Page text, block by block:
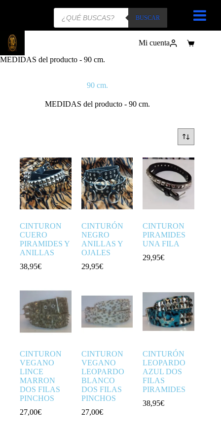
Búsqueda
BUSCAR
Mi cuenta
Carro
MEDIDAS del producto - 90 cm.
90 cm.
MEDIDAS del producto- 90 cm.
CINTURON
CUERO
PIRAMIDES Y
ANILLAS
38,95€
CINTURÓN
NEGRO
ANILLAS Y
OJALES
29,95€
CINTURON
PIRAMIDES
UNA FILA
29,95€
CINTURON
VEGANO
LINCE
MARRON
DOS FILAS
PINCHOS
27,00€
CINTURON
VEGANO
LEOPARDO
BLANCO
DOS FILAS
PINCHOS
27,00€
CINTURÓN
LEOPARDO
AZUL DOS
FILAS
PIRAMIDES
38,95€